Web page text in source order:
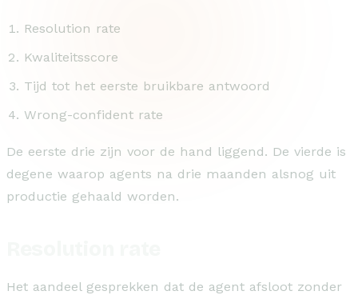
Resolution rate
Kwaliteitsscore
Tijd tot het eerste bruikbare antwoord
Wrong-confident rate
De eerste drie zijn voor de hand liggend. De vierde is
degene waarop agents na drie maanden alsnog uit
productie gehaald worden.
Het aandeel gesprekken dat de agent afsloot zonder